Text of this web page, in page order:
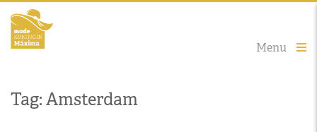
Menu
Tag: Amsterdam